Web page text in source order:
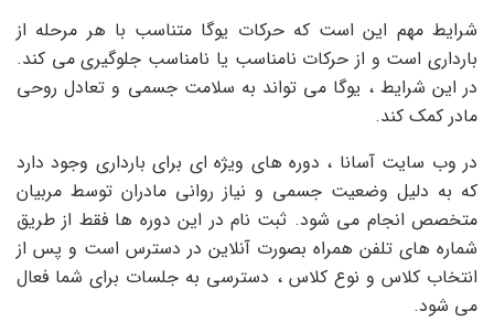
شرایط مهم این است که حرکات یوگا متناسب با هر مرحله از
بارداری است و از حرکات نامناسب یا نامناسب جلوگیری می کند.
در این شرایط ، یوگا می تواند به سلامت جسمی و تعادل روحی
مادر کمک کند.
در وب سایت آسانا ، دوره های ویژه ای برای بارداری وجود دارد
که به دلیل وضعیت جسمی و نیاز روانی مادران توسط مربیان
متخصص انجام می شود. ثبت نام در این دوره ها فقط از طریق
شماره های تلفن همراه بصورت آنلاین در دسترس است و پس از
انتخاب کلاس و نوع کلاس ، دسترسی به جلسات برای شما فعال
می شود.